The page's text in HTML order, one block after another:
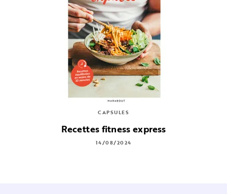
CAPSULES
Recettes fitness express
14/08/2024